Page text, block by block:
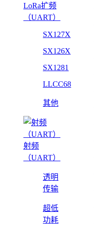
LoRa扩频
（UART）
SX127X
SX126X
SX1281
LLCC68
其他
射频
（UART）
透明
传输
超低
功耗